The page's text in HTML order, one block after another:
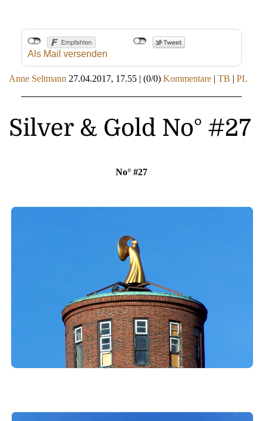
Als Mail versenden
Anne Seltmann 27.04.2017, 17.55 | (0/0) Kommentare | TB | PL
Silver & Gold No° #27
No° #27